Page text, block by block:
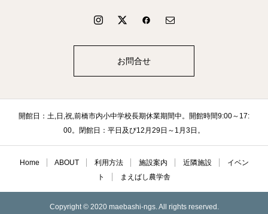
お問合せ
開館日：土,日,祝,前橋市内小中学校長期休業期間中。開館時間9:00～17:
00。閉館日：平日及び12月29日～1月3日。
Home ABOUT 利用方法 施設案内 近隣施設
イベン
ト
まえばし農学舎
Copyright © 2020 maebashi-ngs. All rights reserved.